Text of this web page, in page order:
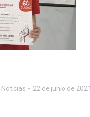
Noticias 22 de junio de 2021